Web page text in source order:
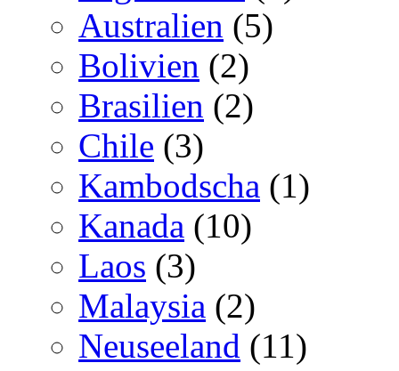
Australien (5)
Bolivien (2)
Brasilien (2)
Chile (3)
Kambodscha (1)
Kanada (10)
Laos (3)
Malaysia (2)
Neuseeland (11)